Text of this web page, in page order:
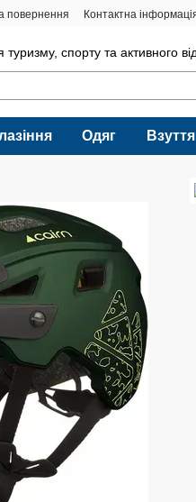
повернення Контактна
спорту та активного
Одяг Взуття